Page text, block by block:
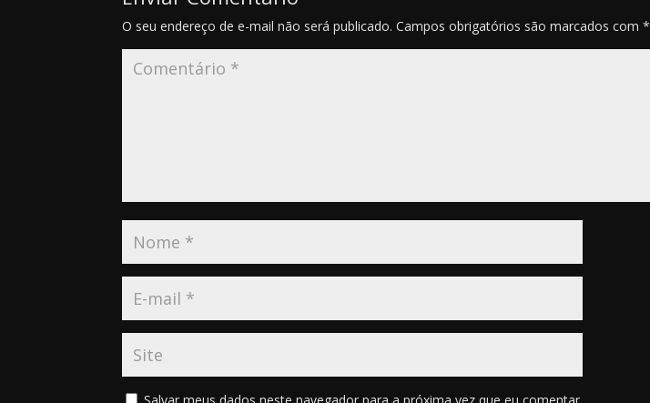
O seu endereço de e-mail não será publicado. Campos obrigatórios são marcados com*